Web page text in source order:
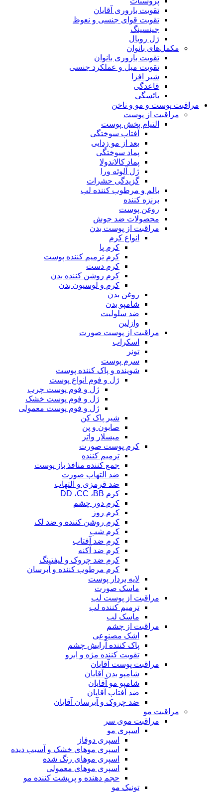
تقویت باروری آقایان
تقویت قوای جنسی و نعوظ
جینسینگ
ژل رویال
مکمل‌های بانوان
تقویت باروری بانوان
تقویت میل و عملکرد جنسی
شیر افزا
قاعدگی
یائسگی
مراقبت پوست و مو و ناخن
مراقبت از پوست
التیام بخش پوست
آفتاب سوختگی
بعد از مو زدایی
پماد سوختگی
پماد کالاندولا
ژل آلوئه ورا
گزیدگی حشرات
بالم و مرطوب کننده لب
برنزه کننده
روغن پوست
محصولات ضد جوش
مراقبت از پوست بدن
انواع کرم
کرم پا
کرم ترمیم کننده پوست
کرم دست
کرم روشن کننده بدن
کرم و لوسیون بدن
روغن بدن
شامپو بدن
ضد سلولیت
وازلین
مراقبت از پوست صورت
اسکراب
تونر
سرم پوست
شوینده و پاک کننده پوست
ژل و فوم انواع پوست
ژل و فوم پوست چرب
ژل و فوم پوست خشک
ژل و فوم پوست معمولی
شیر پاک کن
صابون و پن
میسلار واتر
کرم پوست صورت
ترمیم کننده
جمع کننده منافذ باز پوست
ضد التهاب صورت
ضد قرمزی و التهاب
کرم DD ،CC ،BB
کرم دور چشم
کرم روز
کرم روشن کننده و ضد لک
کرم شب
کرم ضد آفتاب
کرم ضد آکنه
کرم ضد چروک و لیفتینگ
کرم مرطوب کننده و آبرسان
لایه بردار پوست
ماسک صورت
مراقبت از پوست لب
ترمیم کننده لب
ماسک لب
مراقبت از چشم
اشک مصنوعی
پاک کننده آرایش چشم
تقویت کننده مژه و ابرو
مراقبت پوست آقایان
شامپو بدن آقایان
شامپو مو آقایان
ضد آفتاب آقایان
ضد چروک و آبرسان آقایان
مراقبت مو
مراقبت موی سر
اسپری مو
اسپری دوفاز
اسپری موهای خشک و آسیب دیده
اسپری موهای رنگ شده
اسپری موهای معمولی
حجم دهنده و پرپشت کننده مو
تونیک مو